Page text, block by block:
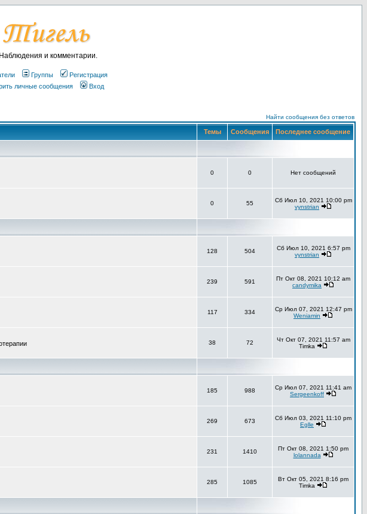
и комментарии.
Группы
Регистрация
личные сообщения Вход
Найти сообщения без ответов
Темы Сообщения Последнее сообщение
0 0 Нет сообщений
0 55
Сб Июл 10, 2021 10:00 pm
vynstrian
128 504
Сб Июл 10, 2021 6:57 pm
vynstrian
239 591
Пт Окт 08, 2021 10:12 am
candymika
117 334
Ср Июл 07, 2021 12:47 pm
Weniamin
38 72
Чт Окт 07, 2021 11:57 am
Timka
185 988
Ср Июл 07, 2021 11:41 am
Sergeenkoff
269 673
Сб Июл 03, 2021 11:10 pm
Eglle
231 1410
Пт Окт 08, 2021 1:50 pm
lolannada
285 1085
Вт Окт 05, 2021 8:16 pm
Timka